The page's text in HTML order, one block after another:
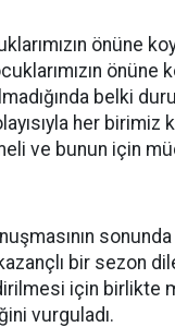
önüne
önüne
belki
her birimiz
ve bunun için
bir sezon
için birlikte
vurguladı.